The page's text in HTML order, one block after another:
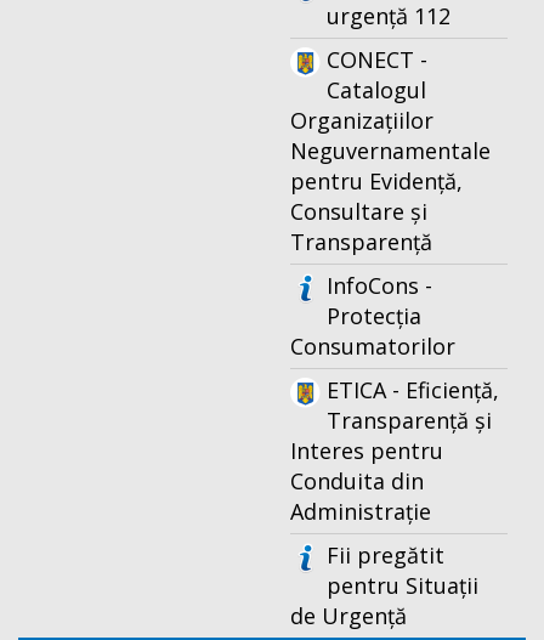
urgență 112
CONECT -
Catalogul
Organizațiilor
Neguvernamentale
pentru Evidență,
Consultare și
Transparență
InfoCons -
Protecția
Consumatorilor
ETICA - Eficiență,
Transparență și
Interes pentru
Conduita din
Administrație
Fii pregătit
pentru Situații
de Urgență